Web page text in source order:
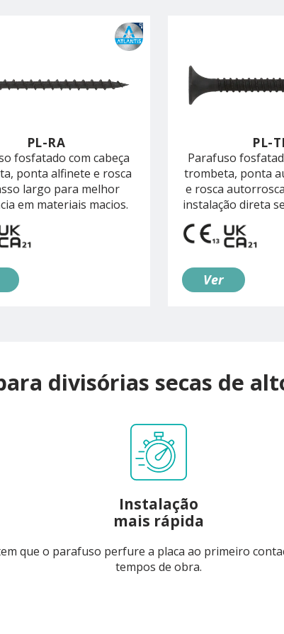
PL-RA
fosfatado com cabeça
ponta alfinete e rosca
largo para melhor
em materiais macios.
PL-
Parafuso
trombeta, ponta
e rosca
instalação direta
Ver
divisórias secas de
Instalação
mais rápida
que o parafuso perfure a placa ao primeiro
tempos de obra.